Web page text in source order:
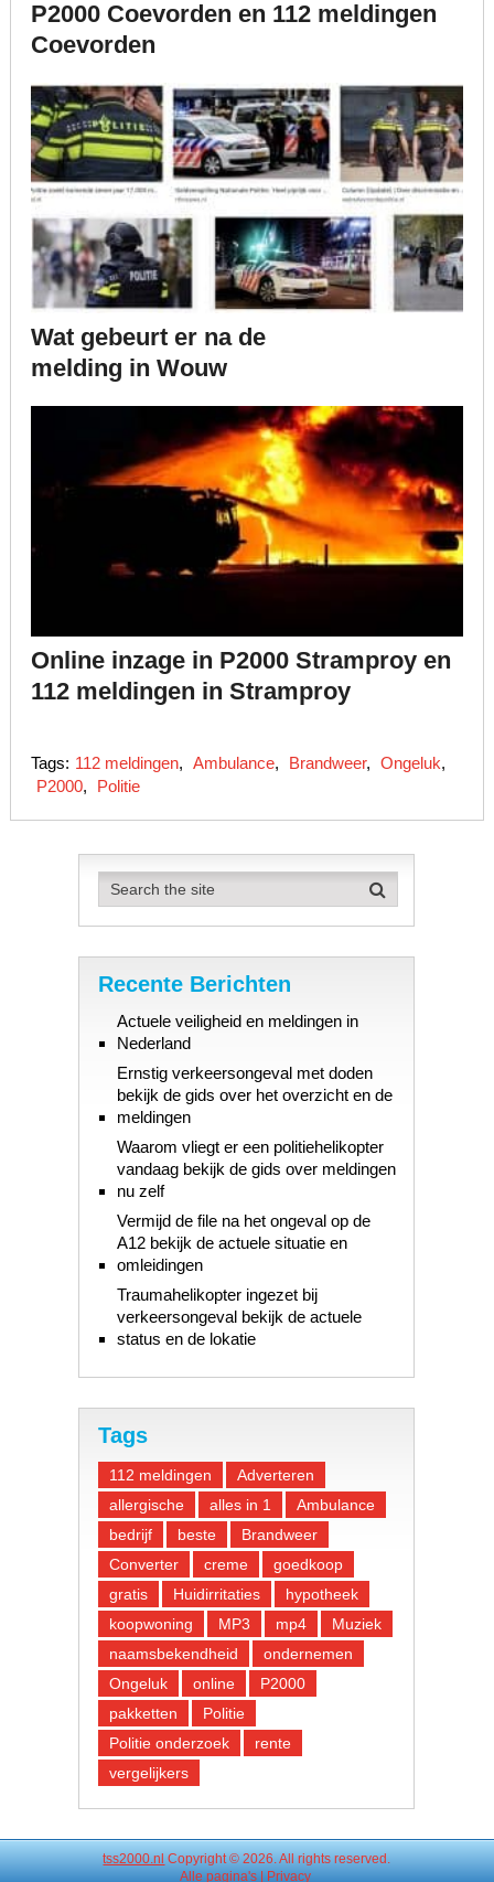
P2000 Coevorden en 112 meldingen
Coevorden
Wat gebeurt er na de
melding in Wouw
Online inzage in P2000 Stramproy en
112 meldingen in Stramproy
Tags: 112 meldingen, Ambulance, Brandweer, Ongeluk,
P2000, Politie
Recente Berichten
Actuele veiligheid en meldingen in
Nederland
Ernstig verkeersongeval met doden
bekijk de gids over het overzicht en de
meldingen
Waarom vliegt er een politiehelikopter
vandaag bekijk de gids over meldingen
nu zelf
Vermijd de file na het ongeval op de
A12 bekijk de actuele situatie en
omleidingen
Traumahelikopter ingezet bij
verkeersongeval bekijk de actuele
status en de lokatie
Tags
112 meldingen
Adverteren
allergische
alles in 1
Ambulance
bedrijf
beste
Brandweer
Converter
creme
goedkoop
gratis
Huidirritaties
hypotheek
koopwoning
MP3 mp4
Muziek
naamsbekendheid
ondernemen
Ongeluk
online
P2000
pakketten
Politie
Politie onderzoek
rente
vergelijkers
tss2000.nl Copyright © 2026. All rights reserved.
Alle pagina's| Privacy